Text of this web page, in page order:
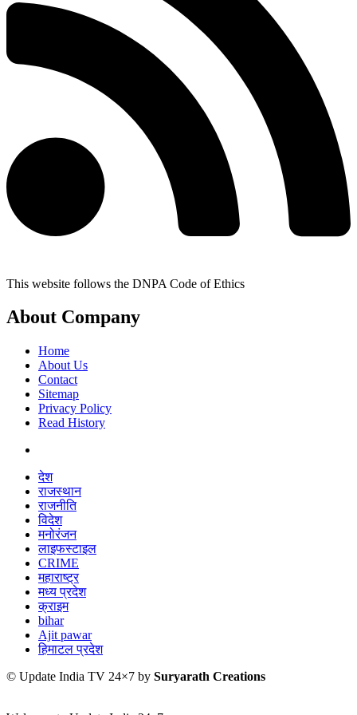
This website follows the DNPA Code of Ethics
About Company
Home
About Us
Contact
Sitemap
Privacy Policy
Read History
देश
राजस्थान
राजनीति
विदेश
मनोरंजन
लाइफस्टाइल
CRIME
महाराष्ट्र
मध्य प्रदेश
क्राइम
bihar
Ajit pawar
हिमाटल प्रदेश
© Update India TV 24×7 by Suryarath Creations